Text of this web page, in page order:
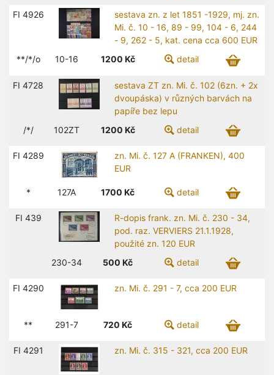
FI 4926
sestava zn. z let 1851 -1929, mj. zn.
Mi. č. 10 - 16, 89 - 99, 104 - 6, 244
- 9, 262 - 5, kat. cena cca 600 EUR
**/*/o
10-16 1200 Kč detail
FI 4728
sestava ZT zn. Mi. č. 102 (6zn. + 2x
dvoupáska) v různých barvách na
papíře bez lepu
/*/
102ZT 1200 Kč detail
FI 4289
zn. Mi. č. 127 A (FRANKEN), 400
EUR
* 127A 1700 Kč detail
FI 439
R-dopis frank. zn. Mi. č. 230 - 34,
pod. raz. VERVIERS 21.1.1928,
použité zn. 120 EUR
230-34
500 Kč detail
FI 4290 zn. Mi. č. 291 - 7, cca 200 EUR
** 291-7 720 Kč detail
FI 4291 zn. Mi. č. 315 - 321, cca 200 EUR